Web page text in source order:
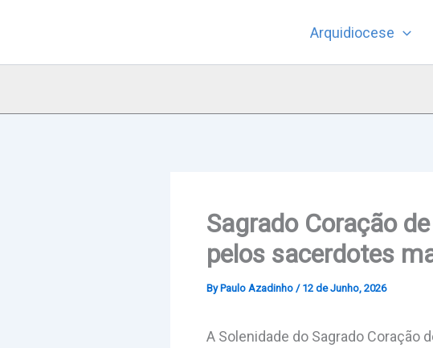
Arquidiocese
Sagrado Coração
pelos sacerdotes
By Paulo Azadinho / 12 de Junho, 2026
A Solenidade do Sagrado Coração